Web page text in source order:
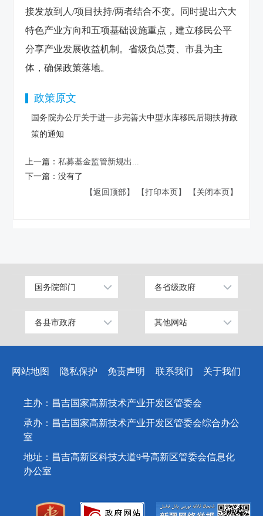
接发放到人/项目扶持/两者结合不变。同时提出六大
特色产业方向和五项基础设施重点，建立移民公平
分享产业发展收益机制。省级负总责、市县为主
体，确保政策落地。
政策原文
国务院办公厅关于进一步完善大中型水库移民后期扶持政
策的通知
上一篇：私募基金监管新规出...
下一篇：没有了
【返回顶部】
【打印本页】 【关闭本页】
国务院部门
公安部
工业和信息化部
科学技术部
国家发展和改革委员会
国防部
外交部
民政部
司法部
财政部
各省级政府
北京
上海
广东
江苏
福建
各县市政府
昌吉市
玛纳斯县
奇台县
木垒哈萨克自治县
新疆昌吉国家农高区
其他网站
中国昌吉网
网上信访大厅
网站地图 隐私保护 免责声明 联系我们 关于我们
主办：昌吉国家高新技术产业开发区管委会
承办：昌吉国家高新技术产业开发区管委会综合办公
室
地址：昌吉高新区科技大道9号高新区管委会信息化
办公室